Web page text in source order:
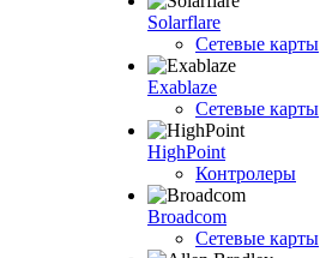
Solarflare
Сетевые карты
Exablaze
Сетевые карты
HighPoint
Контролеры
Broadcom
Сетевые карты